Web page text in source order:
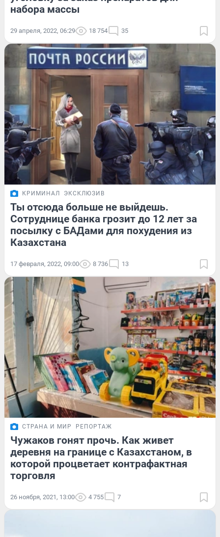
набора массы
29 апреля, 2022, 06:29 18 754 35
КРИМИНАЛ ЭКСКЛЮЗИВ
Ты отсюда больше не выйдешь.
Сотруднице банка грозит до 12 лет за
посылку с БАДами для похудения из
Казахстана
17 февраля, 2022, 09:00 8 736 13
СТРАНА И МИР РЕПОРТАЖ
Чужаков гонят прочь. Как живет
деревня на границе с Казахстаном, в
которой процветает контрафактная
торговля
26 ноября, 2021, 13:00 4 755 7